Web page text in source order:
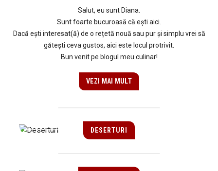
Salut, eu sunt Diana.
Sunt foarte bucuroasă că ești aici.
Dacă ești interesat(ă) de o rețetă nouă sau pur și simplu vrei să
gătești ceva gustos, aici este locul protrivit.
Bun venit pe blogul meu culinar!
VEZI MAI MULT
DESERTURI